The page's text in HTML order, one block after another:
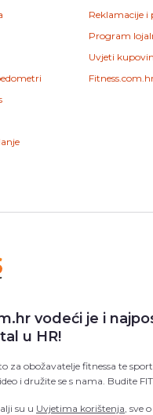
Reklamacije i
Program
Uvjeti
vodeći je i
u HR!
za obožavatelje fitnessa te
i družite se s nama. Budite
su u Uvjetima korištenja , sve o